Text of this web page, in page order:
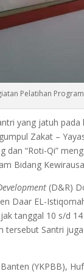
Pelatihan
yang jatuh
Zakat –
“Roti-Qi”
Bidang
(D&R)
Daar EL-
tanggal 10 s/d
Santri
(YKPBB),